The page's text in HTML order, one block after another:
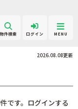
物件検索 ログイン MENU
2026.08.08更新
です。ログインする